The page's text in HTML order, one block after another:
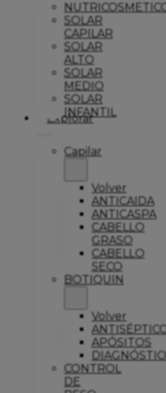
SOLAR
CAPILAR
SOLAR
ALTO
SOLAR
MEDIO
SOLAR
INFANTIL
Explorar
Capilar
Volver
ANTICAIDA
ANTICASPA
CABELLO
GRASO
CABELLO
SECO
BOTIQUIN
Volver
APÓSITOS
CONTROL
DE